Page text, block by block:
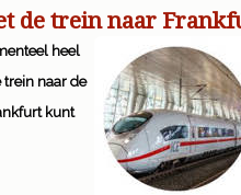
de trein naar
heel
naar de
kunt